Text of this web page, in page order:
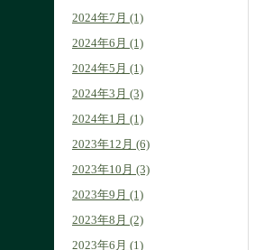
2024年7月 (1)
2024年6月 (1)
2024年5月 (1)
2024年3月 (3)
2024年1月 (1)
2023年12月 (6)
2023年10月 (3)
2023年9月 (1)
2023年8月 (2)
2023年6月 (1)